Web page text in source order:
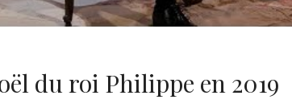
du roi Philippe en 2019